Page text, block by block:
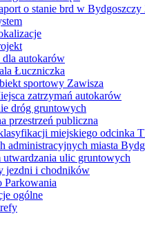
o stanie brd w Bydgoszczy
autokarów
Łuczniczka
sportowy Zawisza
zatrzymań autokarów
dróg gruntowych
przestrzeń publiczna
miejskiego odcinka
administracyjnych miasta
utwardzania ulic gruntowych
jezdni i chodników
Parkowania
ogólne